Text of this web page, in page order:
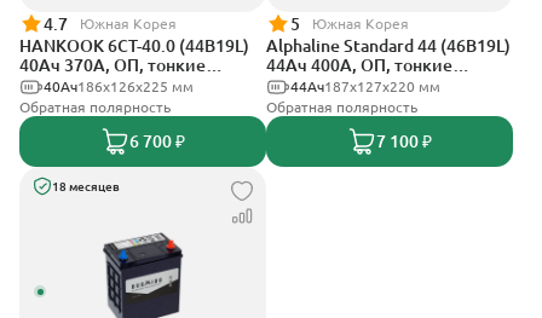
4.7 Южная Корея
HANKOOK 6СТ-40.0 (44B19L)
40Ач 370А, ОП, тонкие
клеммы186х126х225 мм
40Ач
Обратная полярность
6 700 ₽
5 Южная Корея
Alphaline Standard 44 (46B19L)
44Ач 400А, ОП, тонкие
клеммы187x127х220 мм
44Ач
Обратная полярность
7 100 ₽
18 месяцев